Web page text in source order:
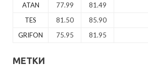
ATAN 77.99 81.49
TES
81.50 85.90
GRIFON
75.95 81.95
МЕТКИ